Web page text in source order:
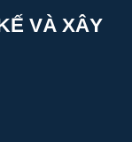
VÀ XÂY